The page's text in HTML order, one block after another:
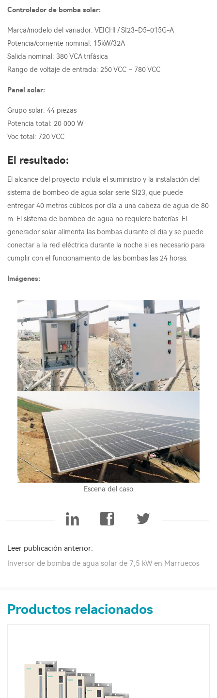
Controlador de bomba solar:
Marca/modelo del variador: VEICHI / SI23-D5-015G-A
Potencia/corriente nominal: 15kW/32A
Salida nominal: 380 VCA trifásica
Rango de voltaje de entrada: 250 VCC – 780 VCC
Panel solar:
Grupo solar: 44 piezas
Potencia total: 20 000 W
Voc total: 720 VCC
El resultado:
El alcance del proyecto incluía el suministro y la instalación del
sistema de bombeo de agua solar serie SI23, que puede
entregar 40 metros cúbicos por día a una cabeza de agua de 80
m. El sistema de bombeo de agua no requiere baterías. El
generador solar alimenta las bombas durante el día y se puede
conectar a la red eléctrica durante la noche si es necesario para
cumplir con el funcionamiento de las bombas las 24 horas.
Imágenes:
Escena del caso
Leer publicación anterior:
Inversor de bomba de agua solar de 7,5 kW en Marruecos
Productos relacionados